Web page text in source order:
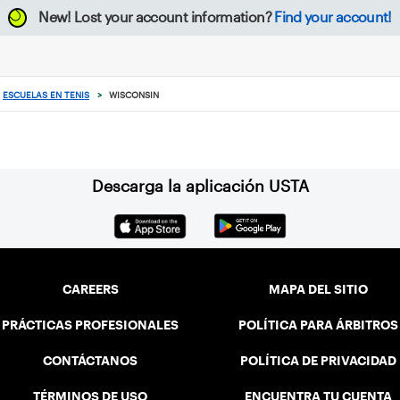
New! Lost your account information? Find your account!
ESCUELAS EN TENIS > WISCONSIN
Descarga la aplicación USTA
CAREERS
PRÁCTICAS PROFESIONALES
CONTÁCTANOS
TÉRMINOS DE USO
MAPA DEL SITIO
POLÍTICA PARA ÁRBITROS
POLÍTICA DE PRIVACIDAD
ENCUENTRA TU CUENTA